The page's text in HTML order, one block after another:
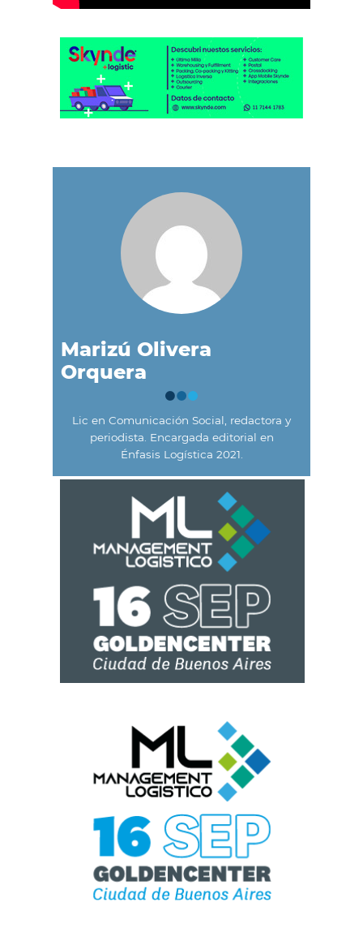
Marizú Olivera
Orquera
Lic en Comunicación Social, redactora y
periodista. Encargada editorial en
Énfasis Logística 2021.